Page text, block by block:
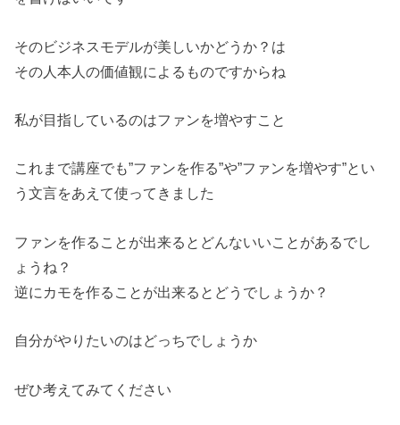
そのビジネスモデルが美しいかどうか？は
その人本人の価値観によるものですからね
私が目指しているのはファンを増やすこと
これまで講座でも”ファンを作る”や”ファンを増やす”とい
う文言をあえて使ってきました
ファンを作ることが出来るとどんないいことがあるでし
ょうね？
逆にカモを作ることが出来るとどうでしょうか？
自分がやりたいのはどっちでしょうか
ぜひ考えてみてください